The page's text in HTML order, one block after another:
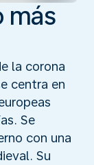
más
la corona
centra en
Se
con una
Su